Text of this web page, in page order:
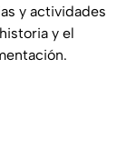
y actividades
y el